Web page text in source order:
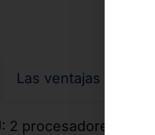
Las ventajas de un
2 procesadores